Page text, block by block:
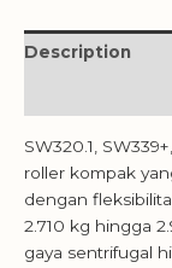
Description
SW320.1,
roller kompak
dengan
2.710 kg hingga
gaya sentrifugal